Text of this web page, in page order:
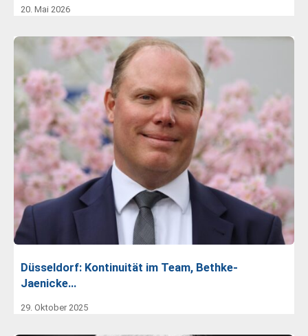
20. Mai 2026
Düsseldorf: Kontinuität im Team, Bethke-
Jaenicke…
29. Oktober 2025